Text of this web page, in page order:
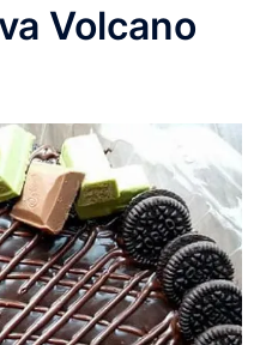
Volcano